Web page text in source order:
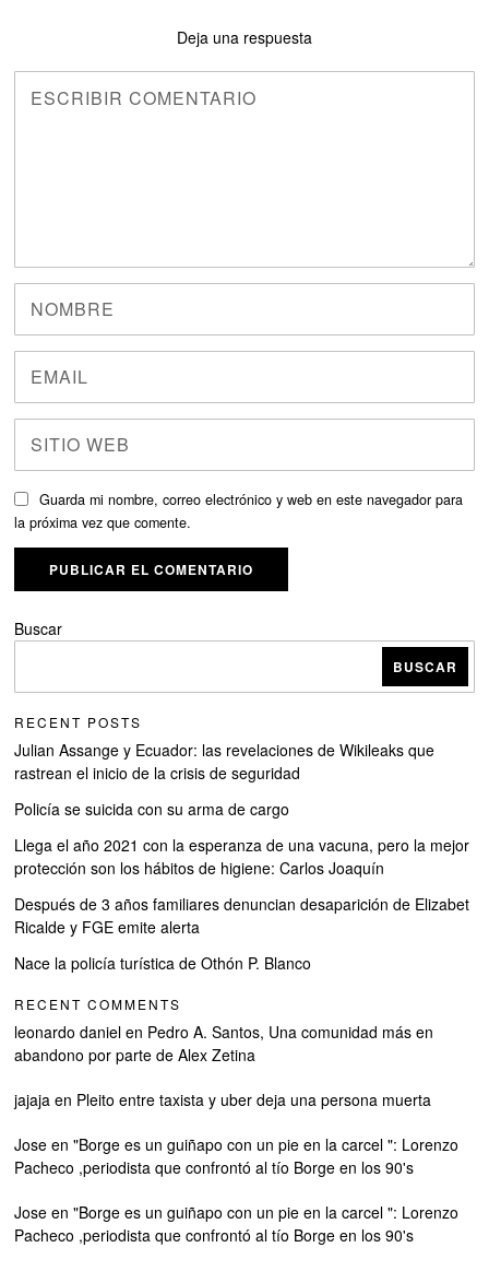
Deja una respuesta
Guarda mi nombre, correo electrónico y web en este navegador para
la próxima vez que comente.
Buscar
BUSCAR
RECENT POSTS
Julian Assange y Ecuador: las revelaciones de Wikileaks que
rastrean el inicio de la crisis de seguridad
Policía se suicida con su arma de cargo
Llega el año 2021 con la esperanza de una vacuna, pero la mejor
protección son los hábitos de higiene: Carlos Joaquín
Después de 3 años familiares denuncian desaparición de Elizabet
Ricalde y FGE emite alerta
Nace la policía turística de Othón P. Blanco
RECENT COMMENTS
leonardo daniel en Pedro A. Santos, Una comunidad más en
abandono por parte de Alex Zetina
jajaja en Pleito entre taxista y uber deja una persona muerta
Jose en"Borge es un guiñapo con un pie en la carcel ": Lorenzo
Pacheco ,periodista que confrontó al tío Borge en los 90's
Jose en"Borge es un guiñapo con un pie en la carcel ": Lorenzo
Pacheco ,periodista que confrontó al tío Borge en los 90's